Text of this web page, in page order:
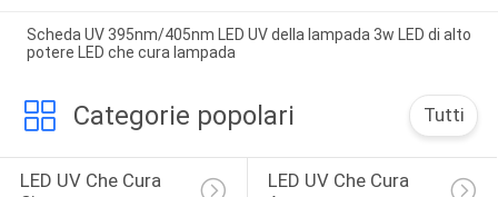
Scheda UV 395nm/405nm LED UV della lampada 3w LED di alto
potere LED che cura lampada
Categorie popolari Tutti
LED UV Che Cura
LED UV Che Cura